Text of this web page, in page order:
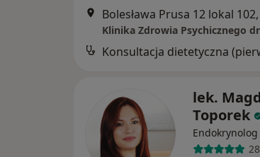
Bolesława Prusa 12 lokal
lek.
Toporek
Endokrynolog